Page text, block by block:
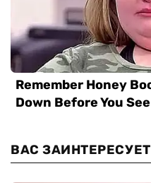
ВАС ЗАИНТЕРЕСУЕТ